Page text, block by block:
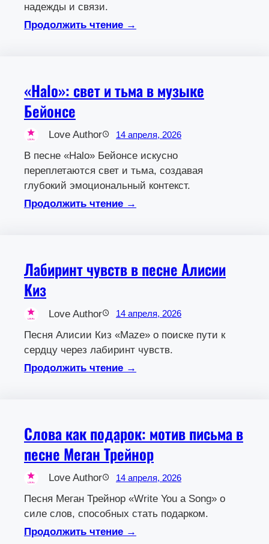
надежды и связи.
Продолжить чтение →
«Halo»: свет и тьма в музыке
Бейонсе
Love Author 14 апреля, 2026
В песне «Halo» Бейонсе искусно
переплетаются свет и тьма, создавая
глубокий эмоциональный контекст.
Продолжить чтение →
Лабиринт чувств в песне Алисии
Киз
Love Author 14 апреля, 2026
Песня Алисии Киз «Maze» о поиске пути к
сердцу через лабиринт чувств.
Продолжить чтение →
Слова как подарок: мотив письма в
песне Меган Трейнор
Love Author 14 апреля, 2026
Песня Меган Трейнор «Write You a Song» о
силе слов, способных стать подарком.
Продолжить чтение →